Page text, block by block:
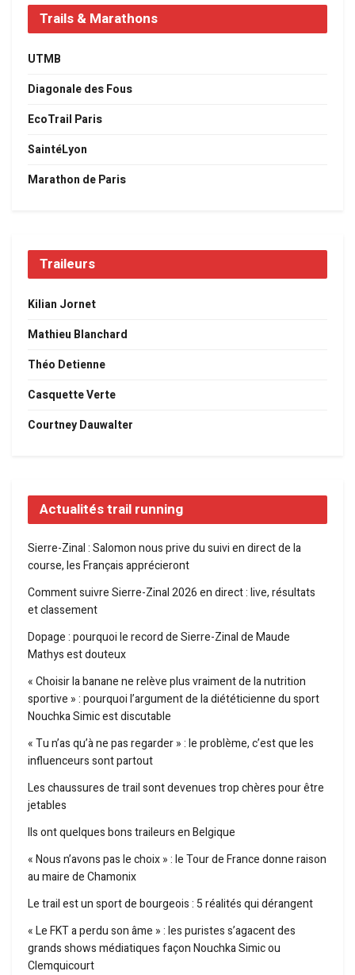
Trails & Marathons
UTMB
Diagonale des Fous
EcoTrail Paris
SaintéLyon
Marathon de Paris
Traileurs
Kilian Jornet
Mathieu Blanchard
Théo Detienne
Casquette Verte
Courtney Dauwalter
Actualités trail running
Sierre-Zinal : Salomon nous prive du suivi en direct de la
course, les Français apprécieront
Comment suivre Sierre-Zinal 2026 en direct : live, résultats
et classement
Dopage : pourquoi le record de Sierre-Zinal de Maude
Mathys est douteux
« Choisir la banane ne relève plus vraiment de la nutrition
sportive » : pourquoi l’argument de la diététicienne du sport
Nouchka Simic est discutable
« Tu n’as qu’à ne pas regarder » : le problème, c’est que les
influenceurs sont partout
Les chaussures de trail sont devenues trop chères pour être
jetables
Ils ont quelques bons traileurs en Belgique
« Nous n’avons pas le choix » : le Tour de France donne raison
au maire de Chamonix
Le trail est un sport de bourgeois : 5 réalités qui dérangent
« Le FKT a perdu son âme » : les puristes s’agacent des
grands shows médiatiques façon Nouchka Simic ou
Clemquicourt